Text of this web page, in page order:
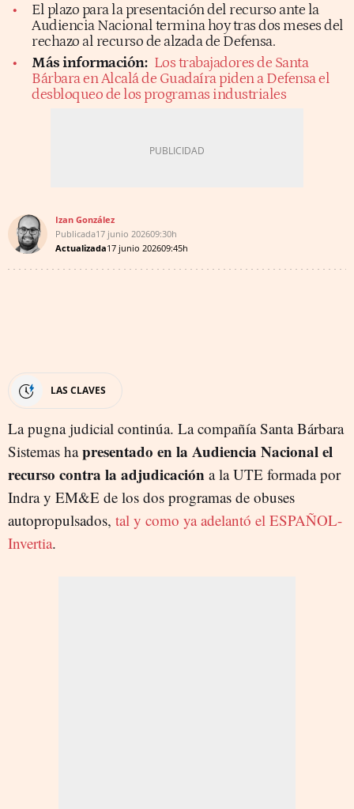
El plazo para la presentación del recurso ante la
Audiencia Nacional termina hoy tras dos meses del
rechazo al recurso de alzada de Defensa.
Más información: Los trabajadores de Santa
Bárbara en Alcalá de Guadaíra piden a Defensa el
desbloqueo de los programas industriales
Izan González
Publicada17 junio 202609:30h
Actualizada17 junio 202609:45h
LAS CLAVES
La pugna judicial continúa. La compañía Santa Bárbara
Sistemas hapresentado en la Audiencia Nacional el
recurso contra la adjudicación a la UTE formada por
Indra y EM&E de los dos programas de obuses
autopropulsados, tal y como ya adelantó el ESPAÑOL-
Invertia.